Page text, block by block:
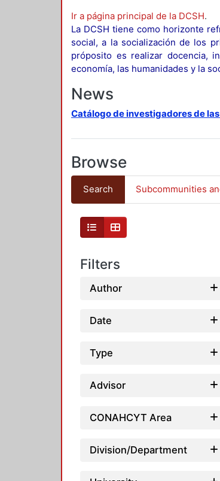
Ir a página principal de la DCSH.
La DCSH tiene como horizonte
social, a la socialización de los
próposito es realizar docencia,
economía, las humanidades y la
News
Catálogo de investigadores de
Browse
Search Subcommunities
Filters
Author
Date
Type
Advisor
CONAHCYT Area
Division/Department